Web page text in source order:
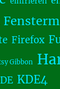
Firefox
Gibbon
KDE4